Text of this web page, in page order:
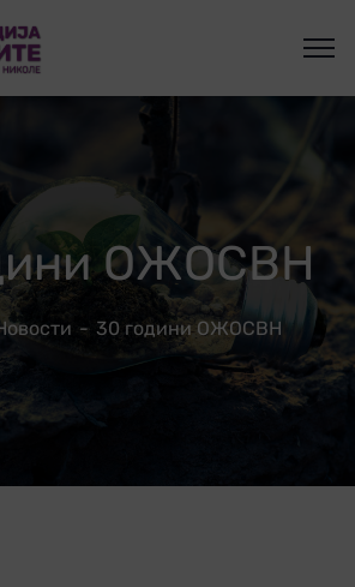
ОЖОСВН
30 години ОЖОСВН